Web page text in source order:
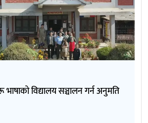
विद्यालय सञ्चालन गर्न अनुमति